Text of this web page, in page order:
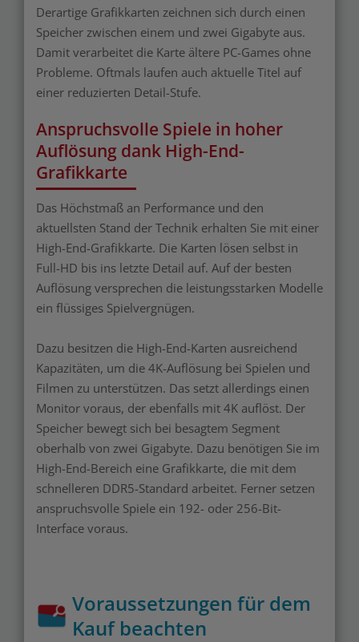
Derartige Grafikkarten zeichnen sich durch einen
Speicher zwischen einem und zwei Gigabyte aus.
Damit verarbeitet die Karte ältere PC-Games ohne
Probleme. Oftmals laufen auch aktuelle Titel auf
einer reduzierten Detail-Stufe.
Anspruchsvolle Spiele in hoher
Auflösung dank High-End-
Grafikkarte
Das Höchstmaß an Performance und den
aktuellsten Stand der Technik erhalten Sie mit einer
High-End-Grafikkarte. Die Karten lösen selbst in
Full-HD bis ins letzte Detail auf. Auf der besten
Auflösung versprechen die leistungsstarken Modelle
ein flüssiges Spielvergnügen.
Dazu besitzen die High-End-Karten ausreichend
Kapazitäten, um die 4K-Auflösung bei Spielen und
Filmen zu unterstützen. Das setzt allerdings einen
Monitor voraus, der ebenfalls mit 4K auflöst. Der
Speicher bewegt sich bei besagtem Segment
oberhalb von zwei Gigabyte. Dazu benötigen Sie im
High-End-Bereich eine Grafikkarte, die mit dem
schnelleren DDR5-Standard arbeitet. Ferner setzen
anspruchsvolle Spiele ein 192- oder 256-Bit-
Interface voraus.
Voraussetzungen für dem
Kauf beachten